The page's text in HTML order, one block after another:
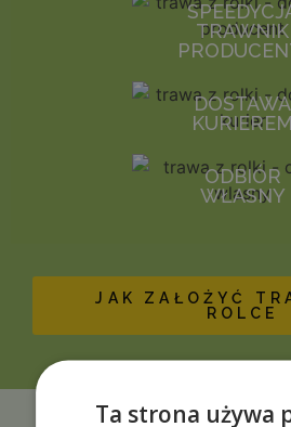
TRAWNIK
DOSTAWA
KURIEREM
ODBIÓR
WŁASNY
JAK ZAŁOŻYĆ
ROLCE
Ta strona używa